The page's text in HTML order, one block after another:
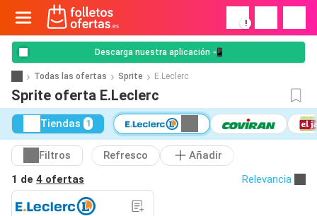
!
Descarga nuestra aplicación 📲
Todas las ofertas Sprite E.Leclerc
Sprite oferta E.Leclerc
Tiendas 1
Filtros Refresco
Añadir
1 de 4 ofertas Relevancia